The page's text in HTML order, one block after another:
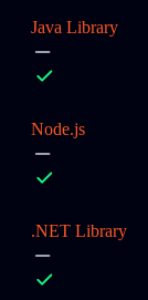
Java Library
Node.js
.NET Library